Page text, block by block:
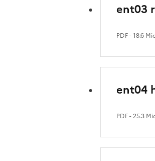
ent03
PDF- 18.6
ent04
PDF- 25.3